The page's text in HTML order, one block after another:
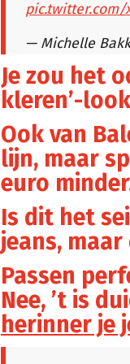
pic.twitter.com/
— Michelle
Je zou het
kleren’-
Ook van
lijn, maar
euro
Is dit het
jeans,
Passen
Nee, ’t is
herinner je